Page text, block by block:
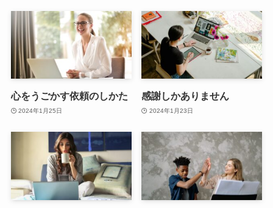
心をうごかす依頼のしかた
2024年1月25日
感謝しかありません
2024年1月23日